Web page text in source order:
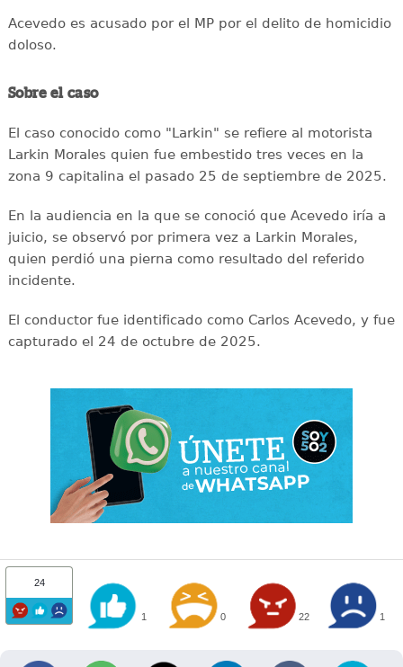
Acevedo es acusado por el MP por el delito de homicidio
doloso.
Sobre el caso
El caso conocido como "Larkin" se refiere al motorista
Larkin Morales quien fue embestido tres veces en la
zona 9 capitalina el pasado 25 de septiembre de 2025.
En la audiencia en la que se conoció que Acevedo iría a
juicio, se observó por primera vez a Larkin Morales,
quien perdió una pierna como resultado del referido
incidente.
El conductor fue identificado como Carlos Acevedo, y fue
capturado el 24 de octubre de 2025.
24
1 0 22 1